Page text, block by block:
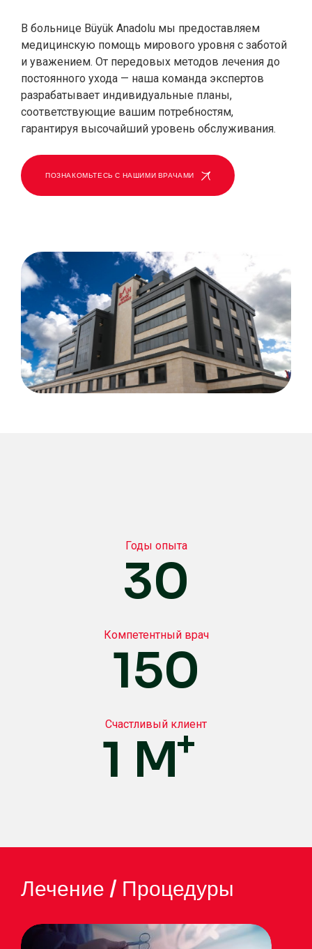
В больнице Büyük Anadolu мы предоставляем
медицинскую помощь мирового уровня с заботой
и уважением. От передовых методов лечения до
постоянного ухода — наша команда экспертов
разрабатывает индивидуальные планы,
соответствующие вашим потребностям,
гарантируя высочайший уровень обслуживания.
ПОЗНАКОМЬТЕСЬ С НАШИМИ ВРАЧАМИ
Годы опыта
30
Компетентный врач
150
Счастливый клиент
1 M+
Лечение / Процедуры